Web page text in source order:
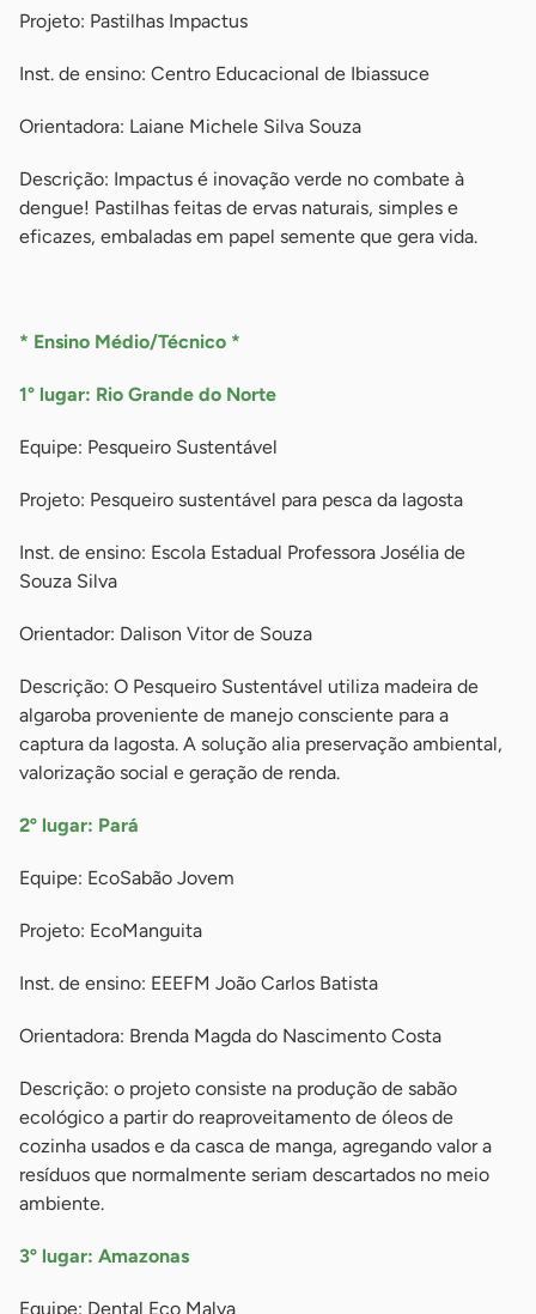
Projeto: Pastilhas Impactus
Inst. de ensino: Centro Educacional de Ibiassuce
Orientadora: Laiane Michele Silva Souza
Descrição: Impactus é inovação verde no combate à
dengue! Pastilhas feitas de ervas naturais, simples e
eficazes, embaladas em papel semente que gera vida.
* Ensino Médio/Técnico *
1° lugar: Rio Grande do Norte
Equipe: Pesqueiro Sustentável
Projeto: Pesqueiro sustentável para pesca da lagosta
Inst. de ensino: Escola Estadual Professora Josélia de
Souza Silva
Orientador: Dalison Vitor de Souza
Descrição: O Pesqueiro Sustentável utiliza madeira de
algaroba proveniente de manejo consciente para a
captura da lagosta. A solução alia preservação ambiental,
valorização social e geração de renda.
2º lugar: Pará
Equipe: EcoSabão Jovem
Projeto: EcoManguita
Inst. de ensino: EEEFM João Carlos Batista
Orientadora: Brenda Magda do Nascimento Costa
Descrição: o projeto consiste na produção de sabão
ecológico a partir do reaproveitamento de óleos de
cozinha usados e da casca de manga, agregando valor a
resíduos que normalmente seriam descartados no meio
ambiente.
3º lugar: Amazonas
Equipe: Dental Eco Malva